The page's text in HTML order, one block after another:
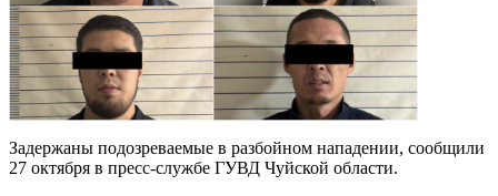
Задержаны подозреваемые в разбойном нападении, сообщили
27 октября в пресс-службе ГУВД Чуйской области.